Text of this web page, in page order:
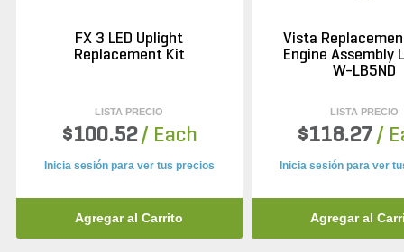
FX 3 LED Uplight
Replacement Kit
LISTA PRECIO
$100.52 / Each
Inicia sesión para ver tus precios
Agregar al Carrito
Vista
Engine Assembly
W-LB5ND
LISTA PRECIO
$118.27 /
Inicia sesión para ver
Agregar al